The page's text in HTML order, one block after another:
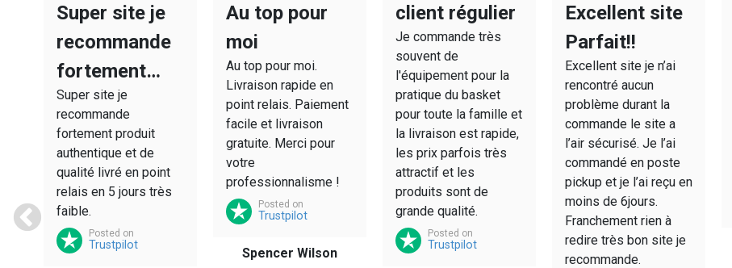
Super site je
recommande
fortement…
Super site je
recommande
fortement produit
authentique et de
qualité livré en point
relais en 5 jours très
faible.
Posted on
Trustpilot
Au top pour
moi
Au top pour moi.
Livraison rapide en
point relais. Paiement
facile et livraison
gratuite. Merci pour
votre
professionnalisme !
Posted on
Trustpilot
Spencer Wilson
client régulier
Je commande très
souvent de
l'équipement pour la
pratique du basket
pour toute la famille et
la livraison est rapide,
les prix parfois très
attractif et les
produits sont de
grande qualité.
Posted on
Trustpilot
Excellent site
Parfait!!
Excellent site je n’ai
rencontré aucun
problème durant la
commande le site a
l’air sécurisé. Je l’ai
commandé en poste
pickup et je l’ai reçu en
moins de 6jours.
Franchement rien à
redire très bon site je
recommande.